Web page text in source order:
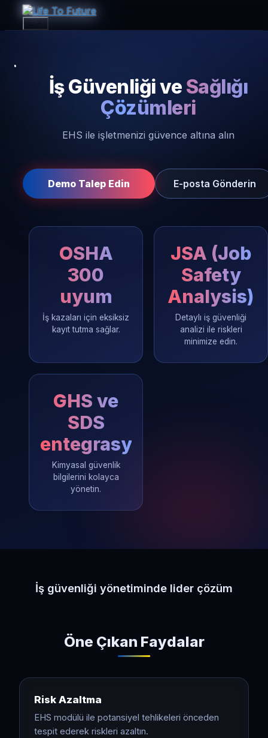
İçeriğe
Menü
İş Güvenliği ve Sağlığı
Çözümleri
EHS ile işletmenizi güvence altına alın
Demo Talep Edin E-posta Gönderin
OSHA
300
uyum
İş kazaları için eksiksiz
kayıt tutma sağlar.
JSA (Job
Safety
Analysis)
Detaylı iş güvenliği
analizi ile riskleri
minimize edin.
GHS ve
SDS
entegrasyonu
Kimyasal güvenlik
bilgilerini kolayca
yönetin.
İş güvenliği yönetiminde lider çözüm
Öne Çıkan Faydalar
Risk Azaltma
EHS modülü ile potansiyel tehlikeleri önceden
tespit ederek riskleri azaltın.